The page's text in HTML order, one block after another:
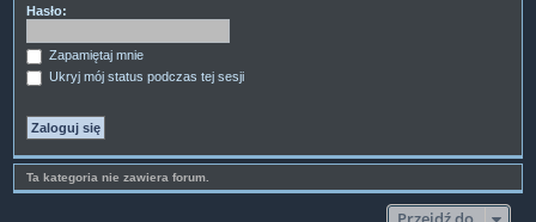
Hasło:
Zapamiętaj mnie
Ukryj mój status podczas tej sesji
Ta kategoria nie zawiera forum.